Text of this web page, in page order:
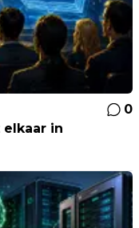
0
elkaar in